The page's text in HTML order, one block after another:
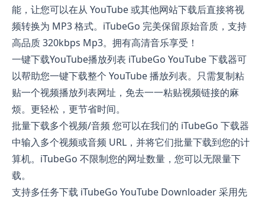
能，让您可以在从 YouTube 或其他网站下载后直接将视
频转换为 MP3 格式。iTubeGo 完美保留原始音质，支持
高品质 320kbps Mp3。拥有高清音乐享受！
一键下载YouTube播放列表 iTubeGo YouTube 下载器可
以帮助您一键下载整个 YouTube 播放列表。只需复制粘
贴一个视频播放列表网址，免去一一粘贴视频链接的麻
烦。更轻松，更节省时间。
批量下载多个视频/音频 您可以在我们的 iTubeGo 下载器
中输入多个视频或音频 URL，并将它们批量下载到您的计
算机。iTubeGo 不限制您的网址数量，您可以无限量下
载。
支持多任务下载 iTubeGo YouTube Downloader 采用先